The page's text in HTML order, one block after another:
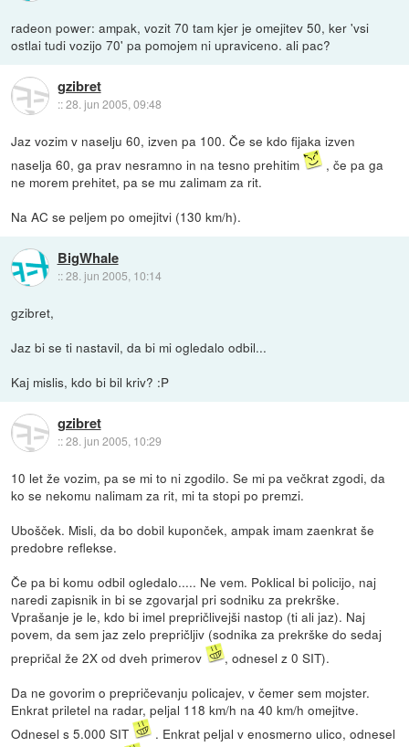
radeon power: ampak, vozit 70 tam kjer je omejitev 50, ker 'vsi
ostlai tudi vozijo 70' pa pomojem ni upraviceno. ali pac?
gzibret
::28. jun 2005, 09:48
Jaz vozim v naselju 60, izven pa 100. Če se kdo fijaka izven
naselja 60, ga prav nesramno in na tesno prehitim
, če pa ga
ne morem prehitet, pa se mu zalimam za rit.
Na AC se peljem po omejitvi (130 km/h).
BigWhale
::28. jun 2005, 10:14
gzibret,
Jaz bi se ti nastavil, da bi mi ogledalo odbil...
Kaj mislis, kdo bi bil kriv? :P
gzibret
::28. jun 2005, 10:29
10 let že vozim, pa se mi to ni zgodilo. Se mi pa večkrat zgodi, da
ko se nekomu nalimam za rit, mi ta stopi po premzi.
Ubošček. Misli, da bo dobil kuponček, ampak imam zaenkrat še
predobre reflekse.
Če pa bi komu odbil ogledalo..... Ne vem. Poklical bi policijo, naj
naredi zapisnik in bi se zgovarjal pri sodniku za prekrške.
Vprašanje je le, kdo bi imel prepričlivejši nastop (ti ali jaz). Naj
povem, da sem jaz zelo prepričljiv (sodnika za prekrške do sedaj
prepričal že 2X od dveh primerov
, odnesel z 0 SIT).
Da ne govorim o prepričevanju policajev, v čemer sem mojster.
Enkrat priletel na radar, peljal 118 km/h na 40 km/h omejitve.
Odnesel s 5.000 SIT
. Enkrat peljal v enosmerno ulico, odnesel